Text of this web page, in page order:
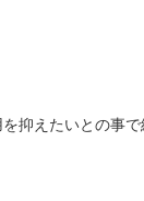
抑えたいとの事で